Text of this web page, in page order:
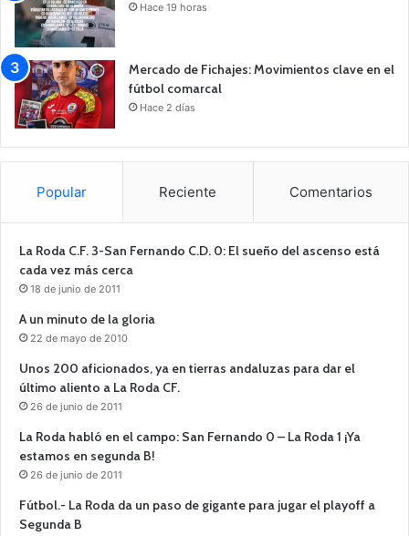
Hace 19 horas
Mercado de Fichajes: Movimientos clave en el
fútbol comarcal
Hace 2 días
Popular Reciente Comentarios
La Roda C.F. 3-San Fernando C.D. 0: El sueño del ascenso está
cada vez más cerca
18 de junio de 2011
A un minuto de la gloria
22 de mayo de 2010
Unos 200 aficionados, ya en tierras andaluzas para dar el
último aliento a La Roda CF.
26 de junio de 2011
La Roda habló en el campo: San Fernando 0 – La Roda 1 ¡Ya
estamos en segunda B!
26 de junio de 2011
Fútbol.- La Roda da un paso de gigante para jugar el playoff a
Segunda B